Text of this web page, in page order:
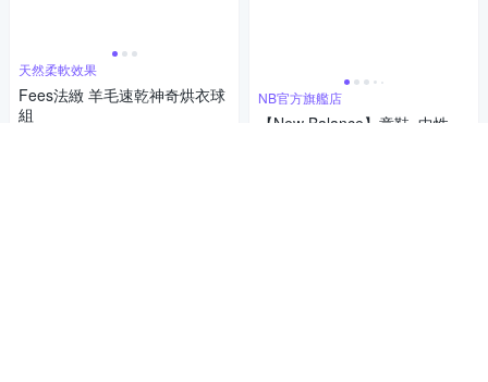
天然柔軟效果
Fees法緻 羊毛速乾神奇烘衣球
組
NB官方旗艦店
【New Balance】童鞋_中性_